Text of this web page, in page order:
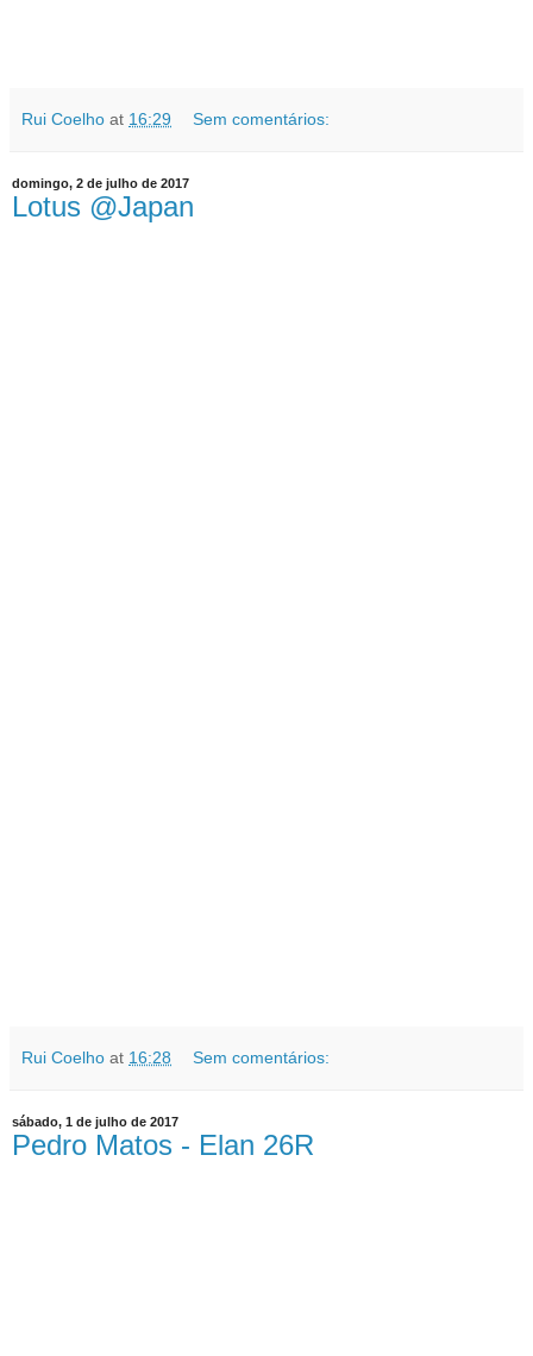
Rui Coelho at 16:29 Sem comentários:
domingo, 2 de julho de 2017
Lotus @Japan
Rui Coelho at 16:28 Sem comentários:
sábado, 1 de julho de 2017
Pedro Matos - Elan 26R